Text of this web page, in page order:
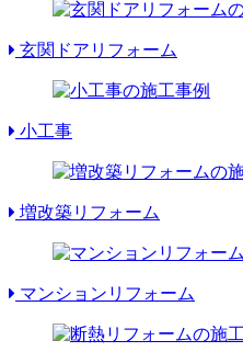
玄関ドアリフォーム
小工事
増改築リフォーム
マンションリフォーム